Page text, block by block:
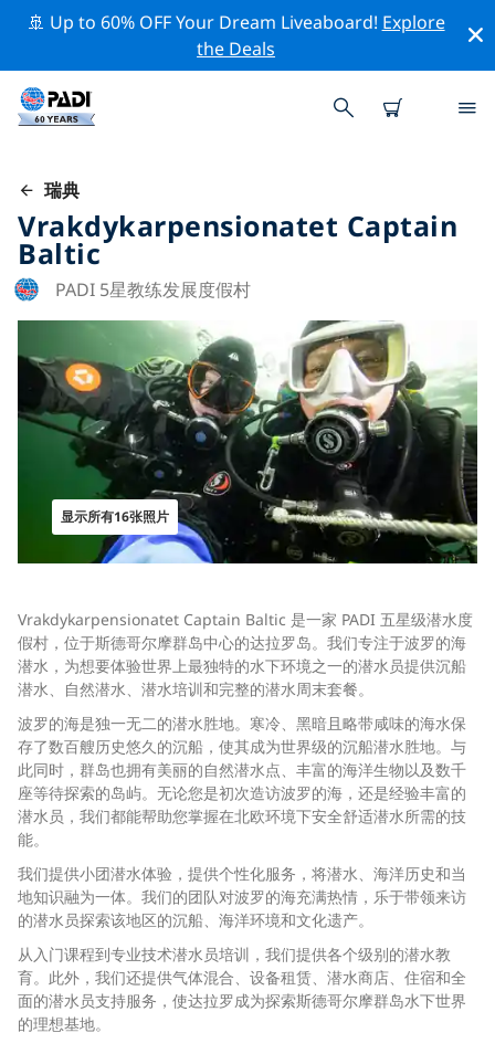
🚢 Up to 60% OFF Your Dream Liveaboard! Explore
the Deals
瑞典
Vrakdykarpensionatet Captain
Baltic
PADI 5星教练发展度假村
显示所有16张照片
Vrakdykarpensionatet Captain Baltic 是一家 PADI 五星级潜水度
假村，位于斯德哥尔摩群岛中心的达拉罗岛。我们专注于波罗的海
潜水，为想要体验世界上最独特的水下环境之一的潜水员提供沉船
潜水、自然潜水、潜水培训和完整的潜水周末套餐。
波罗的海是独一无二的潜水胜地。寒冷、黑暗且略带咸味的海水保
存了数百艘历史悠久的沉船，使其成为世界级的沉船潜水胜地。与
此同时，群岛也拥有美丽的自然潜水点、丰富的海洋生物以及数千
座等待探索的岛屿。无论您是初次造访波罗的海，还是经验丰富的
潜水员，我们都能帮助您掌握在北欧环境下安全舒适潜水所需的技
能。
我们提供小团潜水体验，提供个性化服务，将潜水、海洋历史和当
地知识融为一体。我们的团队对波罗的海充满热情，乐于带领来访
的潜水员探索该地区的沉船、海洋环境和文化遗产。
从入门课程到专业技术潜水员培训，我们提供各个级别的潜水教
育。此外，我们还提供气体混合、设备租赁、潜水商店、住宿和全
面的潜水员支持服务，使达拉罗成为探索斯德哥尔摩群岛水下世界
的理想基地。